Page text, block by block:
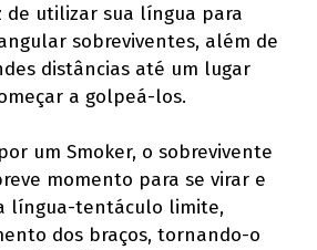
de utilizar sua língua para
sobreviventes, além de
distâncias até um lugar
a golpeá-los.
um Smoker, o sobrevivente
momento para se virar e
língua-tentáculo limite,
dos braços, tornando-o